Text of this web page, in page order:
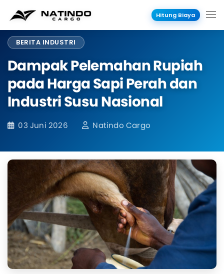
Hitung Biaya
BERITA INDUSTRI
Dampak Pelemahan Rupiah
pada Harga Sapi Perah dan
Industri Susu Nasional
03 Juni 2026 Natindo Cargo